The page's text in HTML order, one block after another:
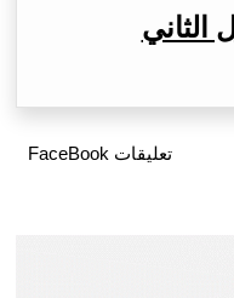
تعليقات FaceBook